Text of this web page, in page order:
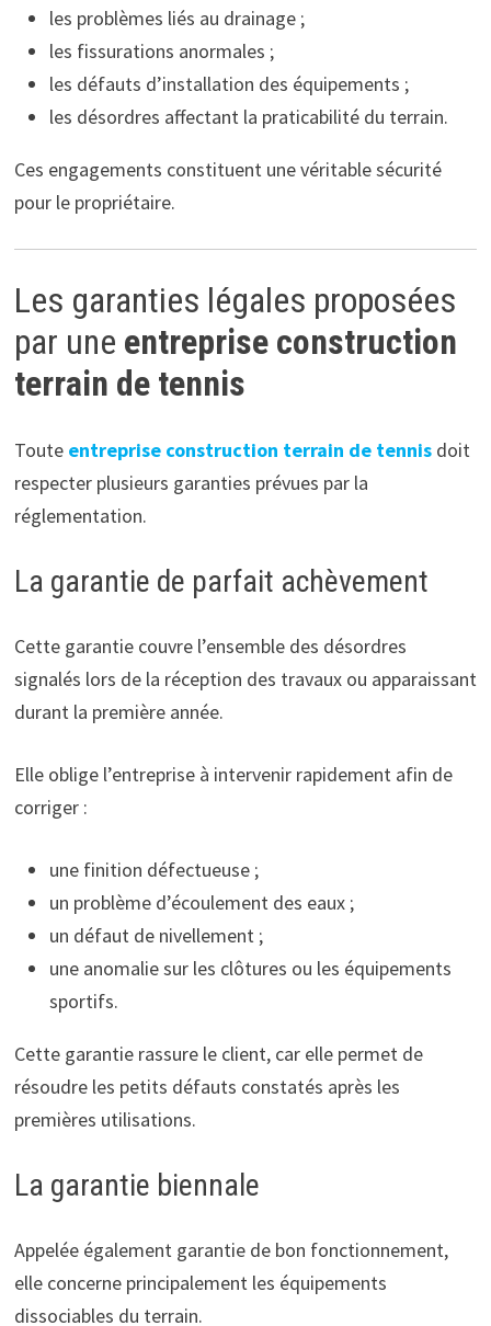
les problèmes liés au drainage ;
les fissurations anormales ;
les défauts d’installation des équipements ;
les désordres affectant la praticabilité du terrain.
Ces engagements constituent une véritable sécurité
pour le propriétaire.
Les garanties légales proposées
par une entreprise construction
terrain de tennis
Toute entreprise construction terrain de tennisdoit
respecter plusieurs garanties prévues par la
réglementation.
La garantie de parfait achèvement
Cette garantie couvre l’ensemble des désordres
signalés lors de la réception des travaux ou apparaissant
durant la première année.
Elle oblige l’entreprise à intervenir rapidement afin de
corriger :
une finition défectueuse ;
un problème d’écoulement des eaux ;
un défaut de nivellement ;
une anomalie sur les clôtures ou les équipements
sportifs.
Cette garantie rassure le client, car elle permet de
résoudre les petits défauts constatés après les
premières utilisations.
La garantie biennale
Appelée également garantie de bon fonctionnement,
elle concerne principalement les équipements
dissociables du terrain.